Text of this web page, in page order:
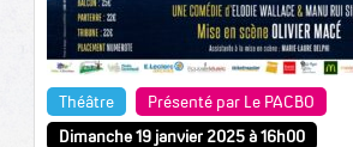
Théâtre
Présenté par Le PACBO
Dimanche 19 janvier 2025 à 16h00